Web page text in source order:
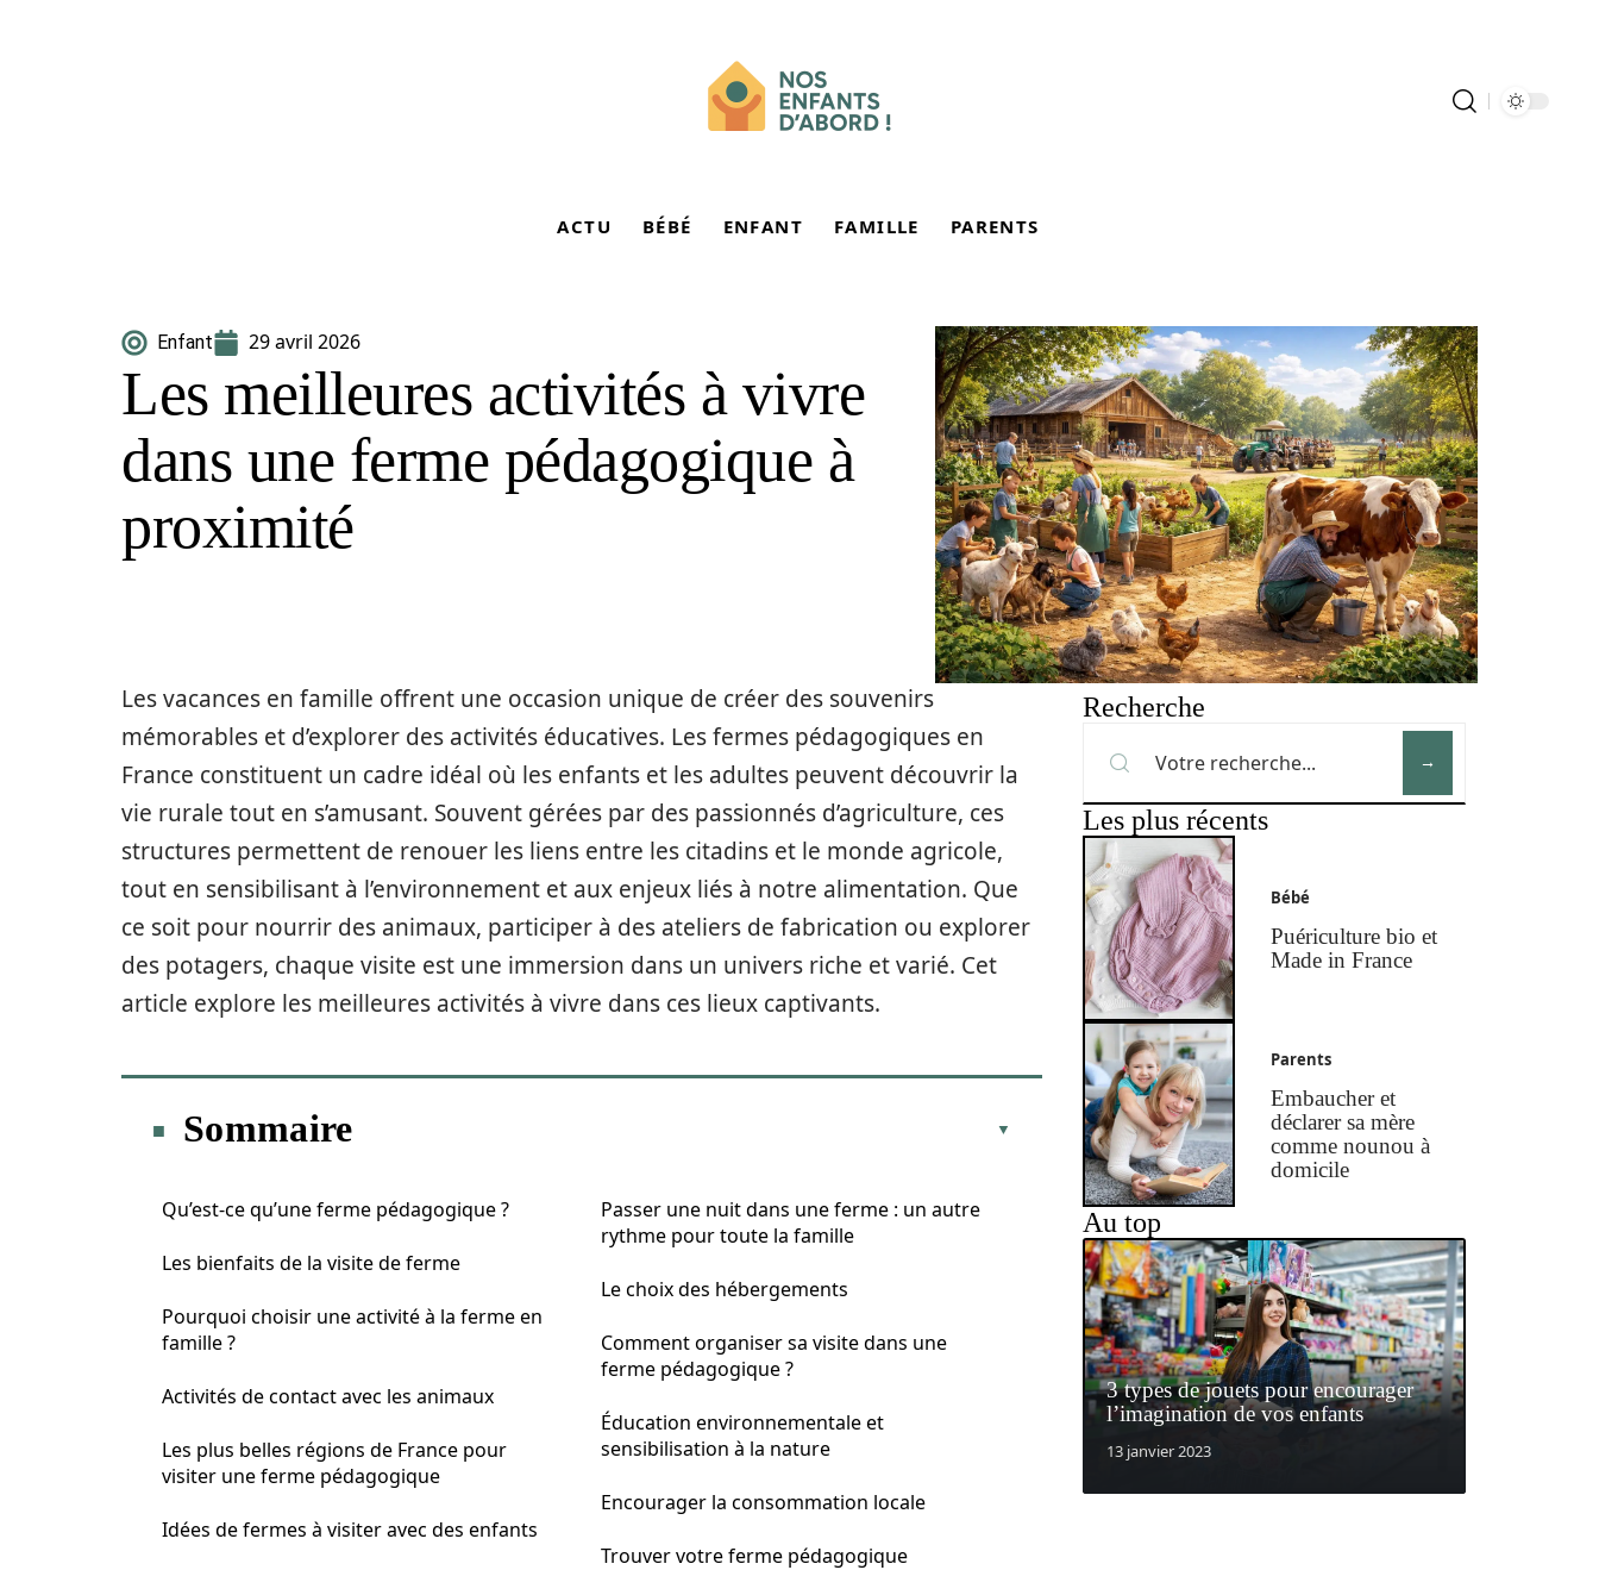
ACTU BÉBÉ ENFANT FAMILLE PARENTS
Enfant 29 avril 2026
Les meilleures activités à vivre
dans une ferme pédagogique à
proximité
Les vacances en famille offrent une occasion unique de créer des souvenirs
mémorables et d’explorer des activités éducatives. Les fermes pédagogiques en
France constituent un cadre idéal où les enfants et les adultes peuvent découvrir la
vie rurale tout en s’amusant. Souvent gérées par des passionnés d’agriculture, ces
structures permettent de renouer les liens entre les citadins et le monde agricole,
tout en sensibilisant à l’environnement et aux enjeux liés à notre alimentation. Que
ce soit pour nourrir des animaux, participer à des ateliers de fabrication ou explorer
des potagers, chaque visite est une immersion dans un univers riche et varié. Cet
article explore les meilleures activités à vivre dans ces lieux captivants.
Sommaire
Qu’est-ce qu’une ferme pédagogique ?
Les bienfaits de la visite de ferme
Pourquoi choisir une activité à la ferme en
famille ?
Activités de contact avec les animaux
Les plus belles régions de France pour
visiter une ferme pédagogique
Idées de fermes à visiter avec des enfants
Passer une nuit dans une ferme : un autre
rythme pour toute la famille
Le choix des hébergements
Comment organiser sa visite dans une
ferme pédagogique ?
Éducation environnementale et
sensibilisation à la nature
Encourager la consommation locale
Trouver votre ferme pédagogique
Recherche
Les plus récents
Bébé
Puériculture bio et
Made in France
Parents
Embaucher et
déclarer sa mère
comme nounou à
domicile
Au top
3 types de jouets pour encourager
l’imagination de vos enfants
13 janvier 2023